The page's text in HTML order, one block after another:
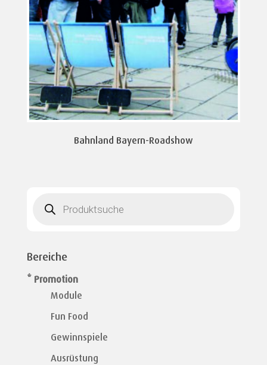
Bahnland Bayern-Roadshow
search
Bereiche
* Promotion
Module
Fun Food
Gewinnspiele
Ausrüstung